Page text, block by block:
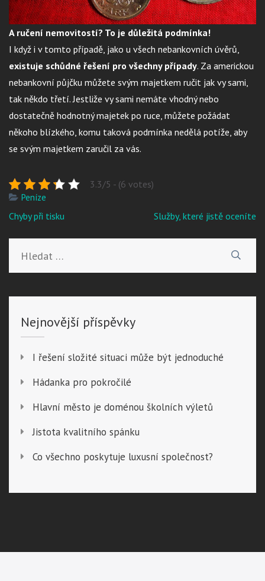
A ručení nemovitostí? To je důležitá podmínka!
I když i v tomto případě, jako u všech nebankovních úvěrů,
existuje schůdné řešení pro všechny případy. Za americkou
nebankovní půjčku můžete svým majetkem ručit jak vy sami,
tak někdo třetí. Jestliže vy sami nemáte vhodný nebo
dostatečně hodnotný majetek po ruce, můžete požádat
někoho blízkého, komu taková podmínka nedělá potíže, aby
se svým majetkem zaručil za vás.
3.3/5 - (6 votes)
Peníze
Navigace
příspěvek
Chyby při tisku Služby, které jistě oceníte
Nejnovější příspěvky
I řešení složité situaci může být jednoduché
Hádanka pro pokročilé
Hlavní město je doménou školních výletů
Jistota kvalitního spánku
Co všechno poskytuje luxusní společnost?